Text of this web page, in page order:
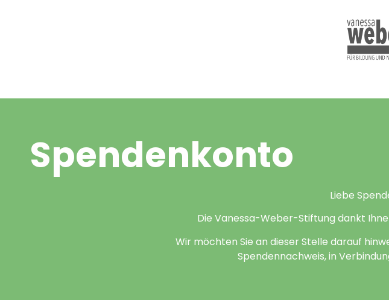
Spendenkonto
Liebe
Die Vanessa-Weber-Stiftung dankt
Wir möchten Sie an dieser Stelle darauf
Spendennachweis, in